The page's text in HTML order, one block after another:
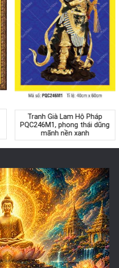
Tranh Già Lam Hộ Pháp
PQC246M1, phong thái dũng
mãnh nền xanh